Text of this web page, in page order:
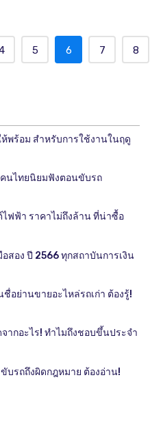
5 6 7 8
ห้พร้อม สำหรับการใช้งานในฤดู
นไทยนิยมฟังตอนขับรถ
ฟฟ้า ราคาไม่ถึงล้าน ที่น่าซื้อ
สอง ปี 2566 ทุกสถาบันการเงิน
ชื่อย่านขายอะไหล่รถเก่า ต้องรู้!
ากอะไร! ทำไมถึงชอบขึ้นประจำ
บรถถึงผิดกฎหมาย ต้องอ่าน!